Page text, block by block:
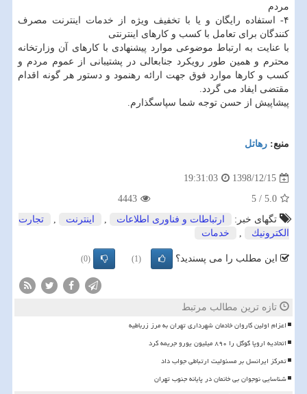
مردم
۴- استفاده رایگان و یا با تخفیف ویژه از خدمات اینترنت مصرف
كنندگان برای تعامل با كسب و كارهای اینترنتی
با عنایت به ارتباط موضوعی موارد پیشنهادی با كارهای آن وزارتخانه
محترم و همین طور رویكرد جنابعالی در پشتیبانی از عموم مردم و
كسب و كارها موارد فوق جهت ارائه رهنمود و دستور هر گونه اقدام
مقتضی ایفاد می گردد.
پیشاپیش از حسن توجه شما سپاسگذارم.
منبع: رهاتل
1398/12/15
19:31:03
5.0
/
5
4443
تگهای خبر:
ارتباطات و فناوری اطلاعات , اینترنت ,
تجارت
الكترونیك
, خدمات
این مطلب را می پسندید؟ (1)
(0)
تازه ترین مطالب مرتبط
اعزام اولین کاروان خادمان شهرداری تهران به مرز زرباطیه
اتحادیه اروپا گوگل را ۸۹۰ میلیون یورو جریمه کرد
تمرکز ایرانسل بر مسئولیت ارتباطی جواب داد
شناسایی نوجوان بی خانمان در پایانه جنوب تهران